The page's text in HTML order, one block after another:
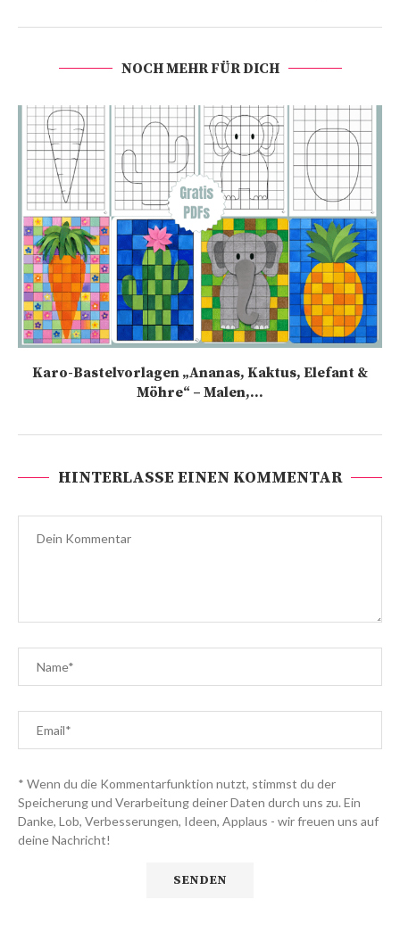
NOCH MEHR FÜR DICH
Karo-Bastelvorlagen „Ananas, Kaktus, Elefant &
Möhre“ – Malen,...
HINTERLASSE EINEN KOMMENTAR
* Wenn du die Kommentarfunktion nutzt, stimmst du der
Speicherung und Verarbeitung deiner Daten durch uns zu. Ein
Danke, Lob, Verbesserungen, Ideen, Applaus - wir freuen uns auf
deine Nachricht!